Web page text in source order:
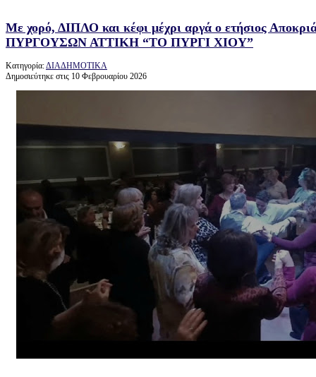
Με χορό, ΔΙΠΛΟ και κέφι μέχρι αργά ο ετήσιος
ΠΥΡΓΟΥΣΩΝ ΑΤΤΙΚΗ “ΤΟ ΠΥΡΓΙ ΧΙΟΥ”
Κατηγορία:ΔΙΑΔΗΜΟΤΙΚΑ
Δημοσιεύτηκε στις 10 Φεβρουαρίου 2026